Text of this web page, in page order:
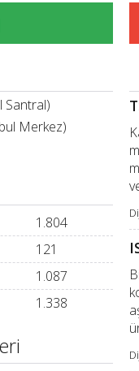
Santral)
Merkez)
1.804
121
1.087
1.338